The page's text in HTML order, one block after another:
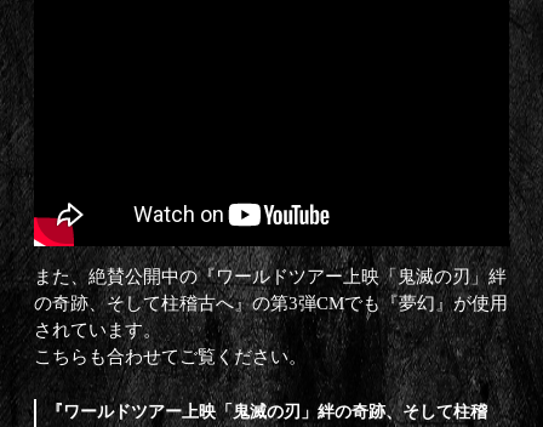
また、絶賛公開中の『ワールドツアー上映「鬼滅の刃」絆
の奇跡、そして柱稽古へ』の第3弾CMでも『夢幻』が使用
されています。
こちらも合わせてご覧ください。
『ワールドツアー上映「鬼滅の刃」絆の奇跡、そして柱稽